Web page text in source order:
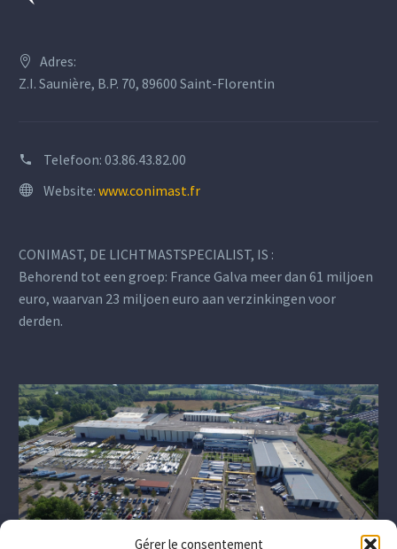
Gérer le consentement
Adres:
Z.I. Saunière, B.P. 70, 89600 Saint-Florentin
Telefoon: 03.86.43.82.00
Website: www.conimast.fr
CONIMAST, DE LICHTMASTSPECIALIST, IS :
Behorend tot een groep: France Galva meer dan 61 miljoen
euro, waarvan 23 miljoen euro aan verzinkingen voor
derden.